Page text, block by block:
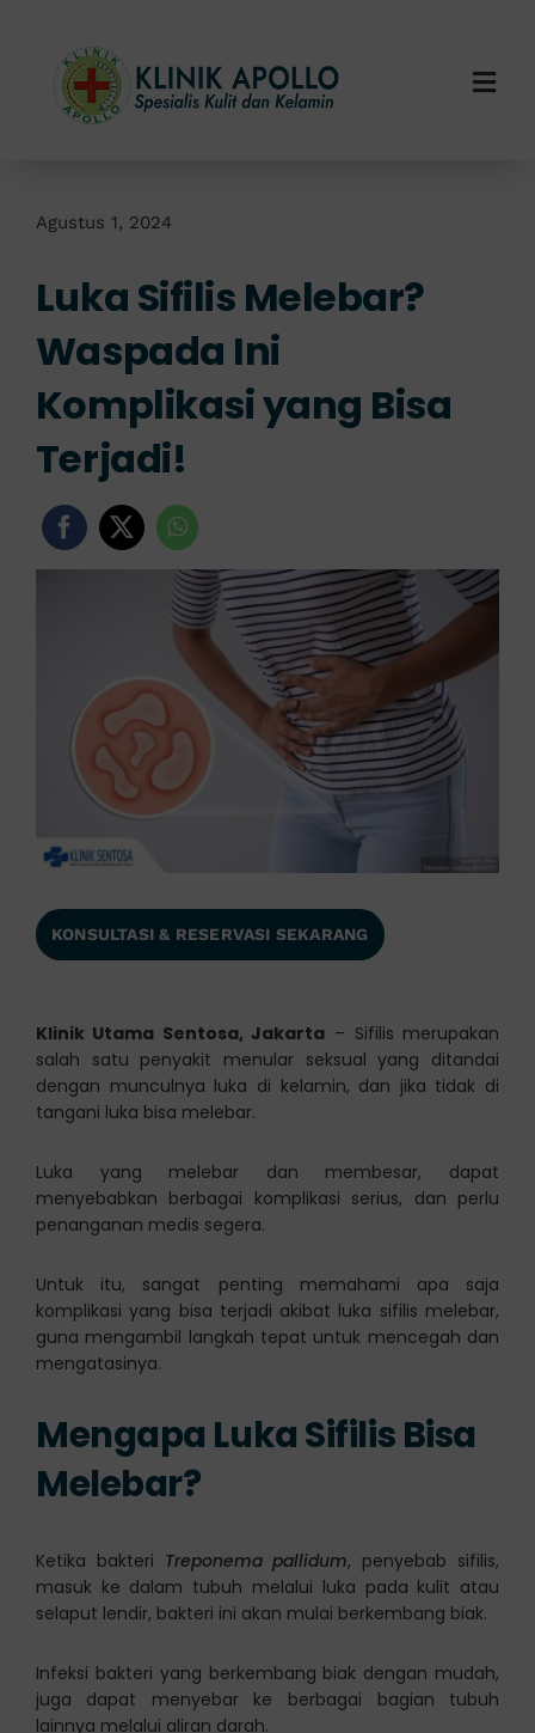
content
Layanan Kami
Info Klinik
Agustus 1, 2024
Luka Sifilis Melebar?
Waspada Ini
Komplikasi yang Bisa
Terjadi!
KONSULTASI & RESERVASI SEKARANG
Klinik Utama Sentosa, Jakarta – Sifilis merupakan
salah satu penyakit menular seksual yang ditandai
dengan munculnya luka di kelamin, dan jika tidak di
tangani luka bisa melebar.
Luka yang melebar dan membesar, dapat
menyebabkan berbagai komplikasi serius, dan perlu
penanganan medis segera.
Untuk itu, sangat penting memahami apa saja
komplikasi yang bisa terjadi akibat luka sifilis melebar,
guna mengambil langkah tepat untuk mencegah dan
mengatasinya.
Mengapa Luka Sifilis Bisa
Melebar?
Ketika bakteri Treponema pallidum, penyebab sifilis,
masuk ke dalam tubuh melalui luka pada kulit atau
selaput lendir, bakteri ini akan mulai berkembang biak.
Infeksi bakteri yang berkembang biak dengan mudah,
juga dapat menyebar ke berbagai bagian tubuh
lainnya melalui aliran darah.